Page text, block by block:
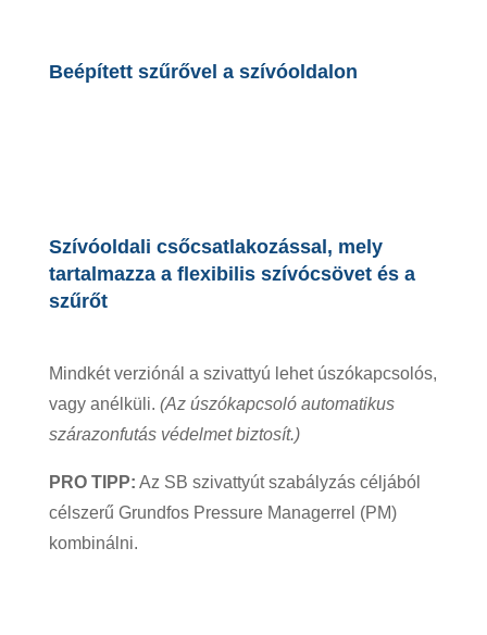
Beépített szűrővel a szívóoldalon
Szívóoldali csőcsatlakozással, mely
tartalmazza a flexibilis szívócsövet és a
szűrőt
Mindkét verziónál a szivattyú lehet úszókapcsolós,
vagy anélküli. (Az úszókapcsoló automatikus
szárazonfutás védelmet biztosít.)
PRO TIPP: Az SB szivattyút szabályzás céljából
célszerű Grundfos Pressure Managerrel (PM)
kombinálni.